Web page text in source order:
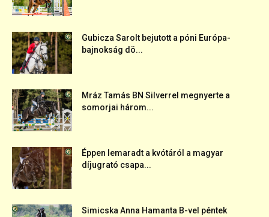
Gubicza Sarolt bejutott a póni Európa-
bajnokság dö...
Mráz Tamás BN Silverrel megnyerte a
somorjai három...
Éppen lemaradt a kvótáról a magyar
díjugrató csapa...
Simicska Anna Hamanta B-vel péntek